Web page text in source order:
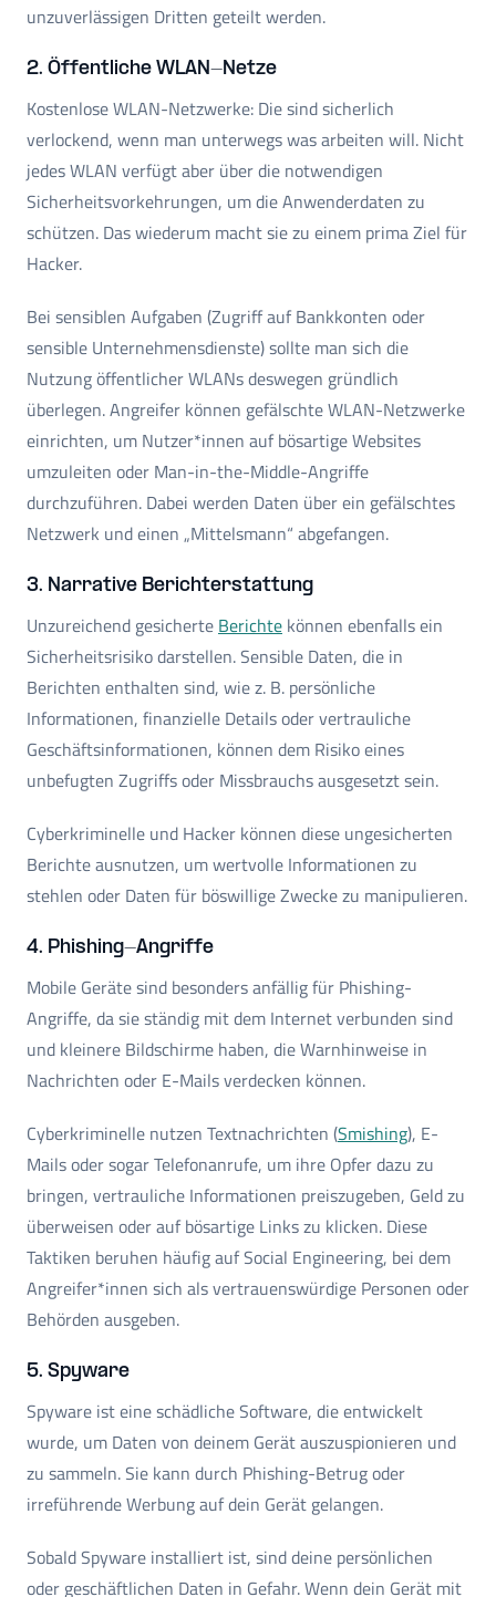
unzuverlässigen Dritten geteilt werden.
2. Öffentliche WLAN-Netze
Kostenlose WLAN-Netzwerke: Die sind sicherlich
verlockend, wenn man unterwegs was arbeiten will. Nicht
jedes WLAN verfügt aber über die notwendigen
Sicherheitsvorkehrungen, um die Anwenderdaten zu
schützen. Das wiederum macht sie zu einem prima Ziel für
Hacker.
Bei sensiblen Aufgaben (Zugriff auf Bankkonten oder
sensible Unternehmensdienste) sollte man sich die
Nutzung öffentlicher WLANs deswegen gründlich
überlegen. Angreifer können gefälschte WLAN-Netzwerke
einrichten, um Nutzer*innen auf bösartige Websites
umzuleiten oder Man-in-the-Middle-Angriffe
durchzuführen. Dabei werden Daten über ein gefälschtes
Netzwerk und einen „Mittelsmann“ abgefangen.
3. Narrative Berichterstattung
Unzureichend gesicherte Berichte können ebenfalls ein
Sicherheitsrisiko darstellen. Sensible Daten, die in
Berichten enthalten sind, wie z. B. persönliche
Informationen, finanzielle Details oder vertrauliche
Geschäftsinformationen, können dem Risiko eines
unbefugten Zugriffs oder Missbrauchs ausgesetzt sein.
Cyberkriminelle und Hacker können diese ungesicherten
Berichte ausnutzen, um wertvolle Informationen zu
stehlen oder Daten für böswillige Zwecke zu manipulieren.
4. Phishing-Angriffe
Mobile Geräte sind besonders anfällig für Phishing-
Angriffe, da sie ständig mit dem Internet verbunden sind
und kleinere Bildschirme haben, die Warnhinweise in
Nachrichten oder E-Mails verdecken können.
Cyberkriminelle nutzen Textnachrichten (Smishing), E-
Mails oder sogar Telefonanrufe, um ihre Opfer dazu zu
bringen, vertrauliche Informationen preiszugeben, Geld zu
überweisen oder auf bösartige Links zu klicken. Diese
Taktiken beruhen häufig auf Social Engineering, bei dem
Angreifer*innen sich als vertrauenswürdige Personen oder
Behörden ausgeben.
5. Spyware
Spyware ist eine schädliche Software, die entwickelt
wurde, um Daten von deinem Gerät auszuspionieren und
zu sammeln. Sie kann durch Phishing-Betrug oder
irreführende Werbung auf dein Gerät gelangen.
Sobald Spyware installiert ist, sind deine persönlichen
oder geschäftlichen Daten in Gefahr. Wenn dein Gerät mit